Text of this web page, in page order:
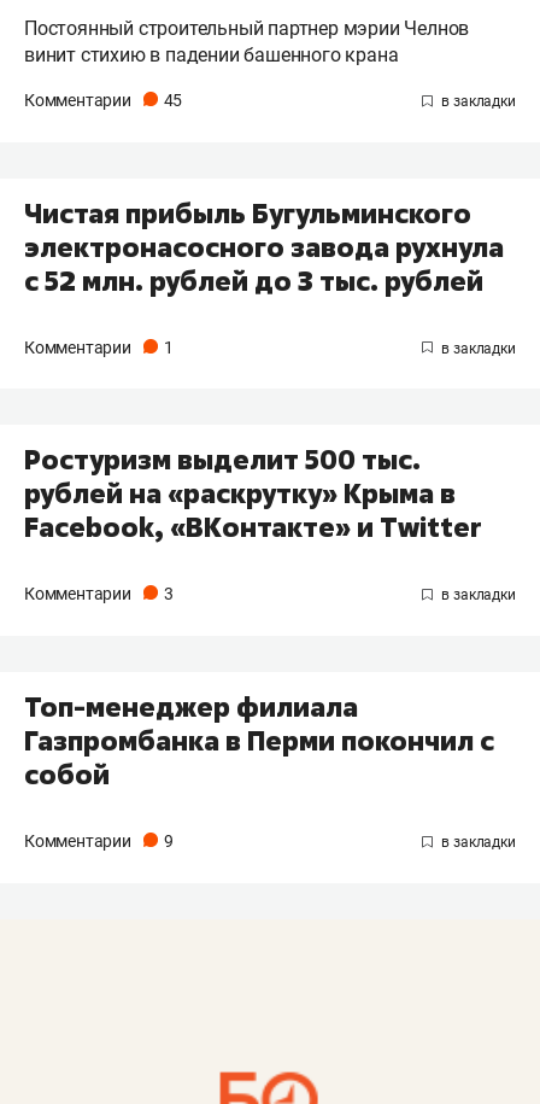
Постоянный строительный партнер мэрии Челнов
винит стихию в падении башенного крана
Комментарии 45
Чистая прибыль Бугульминского
электронасосного завода рухнула
с 52 млн. рублей до 3 тыс. рублей
Комментарии 1
Ростуризм выделит 500 тыс.
рублей на «раскрутку» Крыма в
Facebook, «ВКонтакте» и Twitter
Комментарии 3
Топ-менеджер филиала
Газпромбанка в Перми покончил с
собой
Комментарии 9